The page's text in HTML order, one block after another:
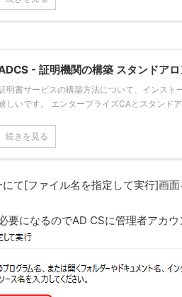
- 証明機関の構築 スタンドア
明書サービスの構築方法について、インスト
しいです。 エンタープライズCAとスタンド
続きを見る
にて[ファイル名を指定して実行]画
要になるのでAD CSに管理者アカウ